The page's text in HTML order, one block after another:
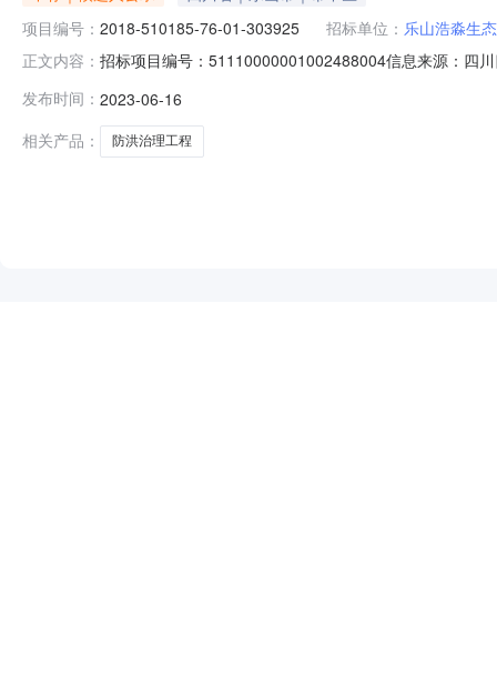
项目编号： 2018-510185-76-01-303925 招标单位： 乐山浩淼生
正文内容： 招标项目编号：51110000001002488004信息来源：四
标人乐山浩淼生态环境工程有限公司招标人联系电话
发布时间： 2023-06-16
相关产品：
防洪治理工程